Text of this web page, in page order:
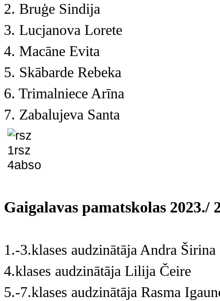
2. Bruģe Sindija
3. Lucjanova Lorete
4. Macāne Evita
5. Skābarde Rebeka
6. Trimalniece Arīna
7. Zabalujeva Santa
Gaigalavas pamatskolas 2023./
1.-3.klases audzinātāja Andra Širina
4.klases audzinātāja Lilija Čeire
5.-7.klases audzinātāja Rasma